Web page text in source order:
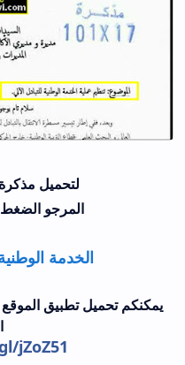
لتحميل مذكرة
المرجو
الخدمة الوطنية
يمكنكم تحميل تطبيق
jZoZ51